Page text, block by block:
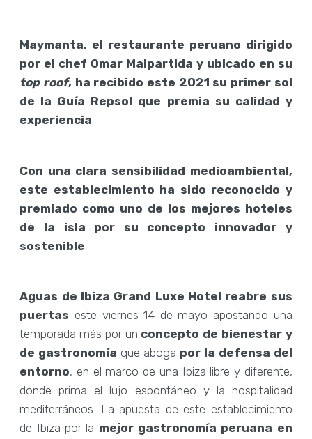
Maymanta, el restaurante peruano dirigido
por el chef Omar Malpartida y ubicado en su
top roof, ha recibido este 2021 su primer sol
de la Guía Repsol que premia su calidad y
experiencia.
Con una clara sensibilidad medioambiental,
este establecimiento ha sido reconocido y
premiado como uno de los mejores hoteles
de la isla por su concepto innovador y
sostenible
Aguas de Ibiza Grand Luxe Hotel reabre sus
puertas este viernes 14 de mayo apostando una
temporada más por un concepto de bienestar y
de gastronomía que aboga por la defensa del
entorno, en el marco de una Ibiza libre y diferente,
donde prima el lujo espontáneo y la hospitalidad
mediterráneos. La apuesta de este establecimiento
de Ibiza por la mejor gastronomía peruana en